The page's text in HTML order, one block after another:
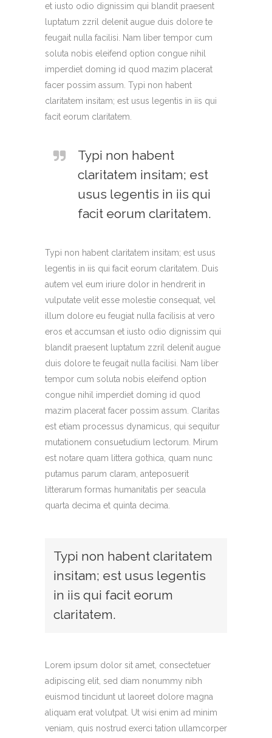
et iusto odio dignissim qui blandit praesent
luptatum zzril delenit augue duis dolore te
feugait nulla facilisi. Nam liber tempor cum
soluta nobis eleifend option congue nihil
imperdiet doming id quod mazim placerat
facer possim assum. Typi non habent
claritatem insitam; est usus legentis in iis qui
facit eorum claritatem.
Typi non habent
claritatem insitam; est
usus legentis in iis qui
facit eorum claritatem.
Typi non habent claritatem insitam; est usus
legentis in iis qui facit eorum claritatem. Duis
autem vel eum iriure dolor in hendrerit in
vulputate velit esse molestie consequat, vel
illum dolore eu feugiat nulla facilisis at vero
eros et accumsan et iusto odio dignissim qui
blandit praesent luptatum zzril delenit augue
duis dolore te feugait nulla facilisi. Nam liber
tempor cum soluta nobis eleifend option
congue nihil imperdiet doming id quod
mazim placerat facer possim assum. Claritas
est etiam processus dynamicus, qui sequitur
mutationem consuetudium lectorum. Mirum
est notare quam littera gothica, quam nunc
putamus parum claram, anteposuerit
litterarum formas humanitatis per seacula
quarta decima et quinta decima.
Typi non habent claritatem
insitam; est usus legentis
in iis qui facit eorum
claritatem.
Lorem ipsum dolor sit amet, consectetuer
adipiscing elit, sed diam nonummy nibh
euismod tincidunt ut laoreet dolore magna
aliquam erat volutpat. Ut wisi enim ad minim
veniam, quis nostrud exerci tation ullamcorper